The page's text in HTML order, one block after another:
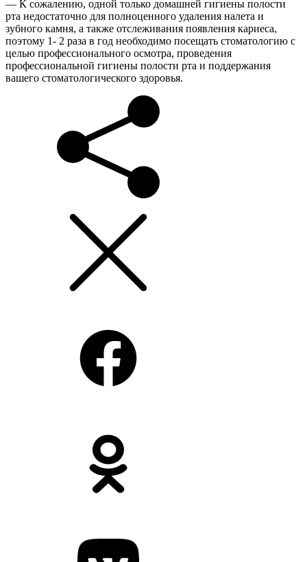
— К сожалению, одной только домашней гигиены полости
рта недостаточно для полноценного удаления налета и
зубного камня, а также отслеживания появления кариеса,
поэтому 1- 2 раза в год необходимо посещать стоматологию с
целью профессионального осмотра, проведения
профессиональной гигиены полости рта и поддержания
вашего стоматологического здоровья.